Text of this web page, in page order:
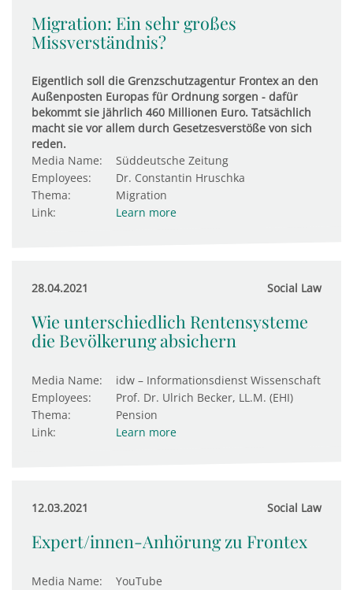
Migration: Ein sehr großes
Missverständnis?
Eigentlich soll die Grenzschutzagentur Frontex an den
Außenposten Europas für Ordnung sorgen - dafür
bekommt sie jährlich 460 Millionen Euro. Tatsächlich
macht sie vor allem durch Gesetzesverstöße von sich
reden.
Media Name:
Süddeutsche Zeitung
Employees:
Dr. Constantin Hruschka
Thema:
Migration
Link:
Learn more
28.04.2021 Social Law
Wie unterschiedlich Rentensysteme
die Bevölkerung absichern
Media Name:
idw – Informationsdienst Wissenschaft
Employees:
Prof. Dr. Ulrich Becker, LL.M. (EHI)
Thema:
Pension
Link:
Learn more
12.03.2021 Social Law
Expert/innen-Anhörung zu Frontex
Media Name:
YouTube